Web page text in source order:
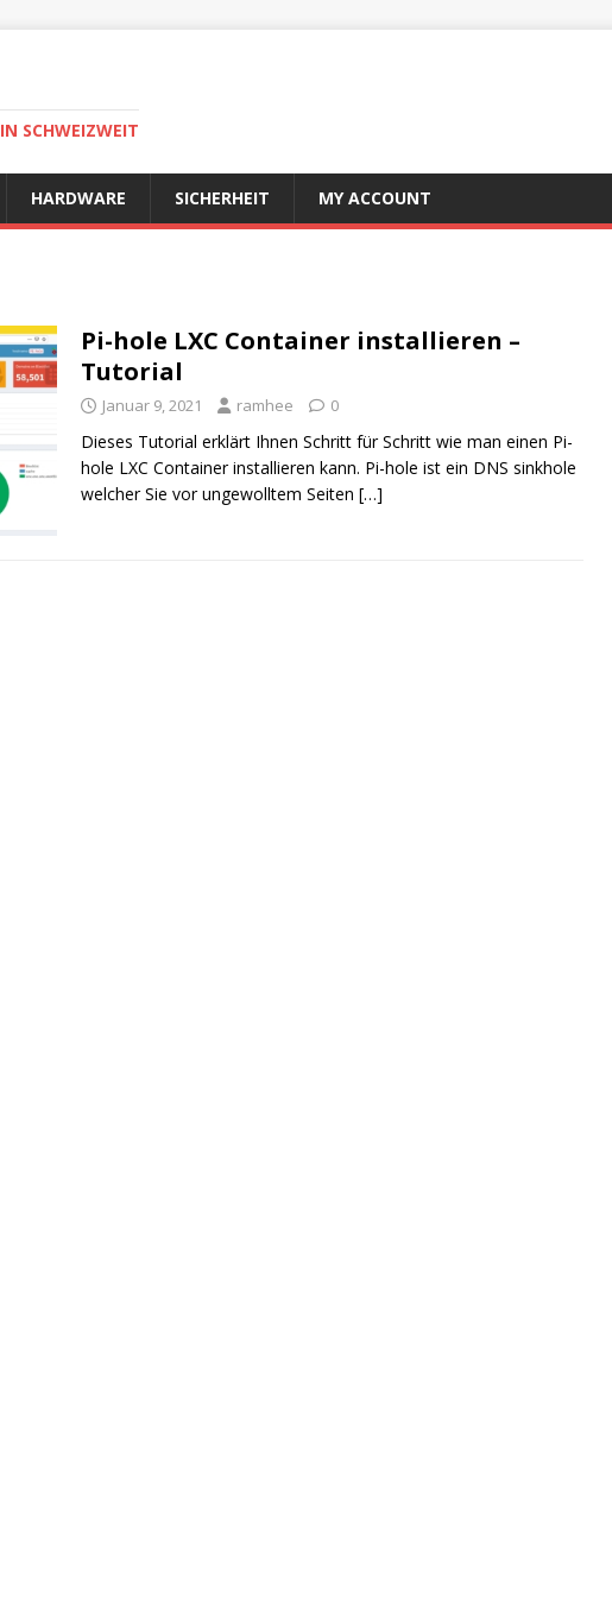
SCHWEIZWEIT
HARDWARE SICHERHEIT MY ACCOUNT
Pi-hole LXC Container installieren –
Tutorial
Januar 9, 2021 ramhee 0
Dieses Tutorial erklärt Ihnen Schritt für Schritt wie man einen Pi-
hole LXC Container installieren kann. Pi-hole ist ein DNS sinkhole
welcher Sie vor ungewolltem Seiten […]